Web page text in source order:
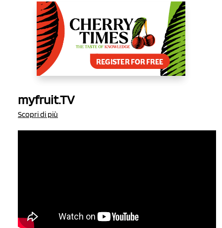
myfruit.TV
Scopri di più